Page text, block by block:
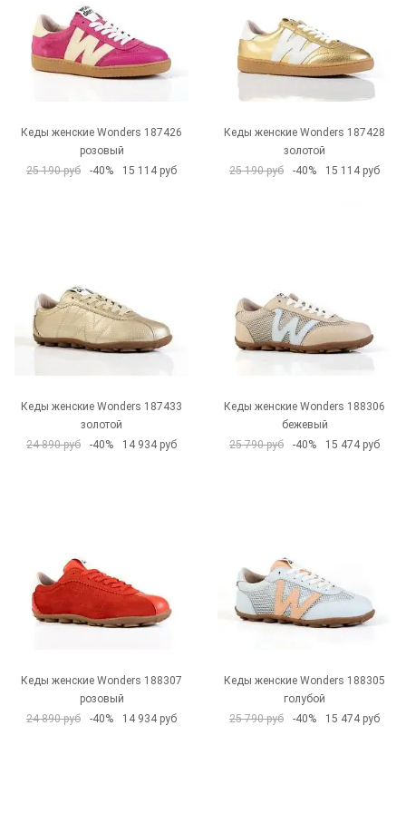
Кеды женские Wonders 187426
розовый
25 190 руб
-40% 15 114 руб
Кеды женские Wonders 187428
золотой
25 190 руб
-40% 15 114 руб
Кеды женские Wonders 187433
золотой
24 890 руб
-40% 14 934 руб
Кеды женские Wonders 188306
бежевый
25 790 руб
-40% 15 474 руб
Кеды женские Wonders 188307
розовый
24 890 руб
-40% 14 934 руб
Кеды женские Wonders 188305
голубой
25 790 руб
-40% 15 474 руб